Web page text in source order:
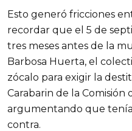
Esto generó fricciones
recordar que el 5 de
tres meses antes de la
Barbosa Huerta, el
zócalo para exigir la
Carabarin de la Comisión
argumentando que
contra.